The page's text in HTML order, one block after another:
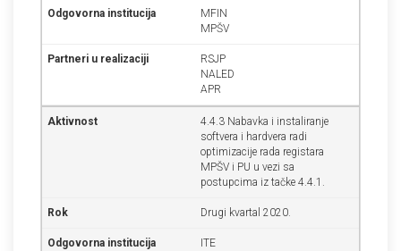
MFIN
MPŠV
RSJP
NALED
APR
4.4.3 Nabavka i instaliranje
softvera i hardvera radi
optimizacije rada registara
MPŠV i PU u vezi sa
postupcima iz tačke 4.4.1.
Drugi kvartal 2020.
ITE